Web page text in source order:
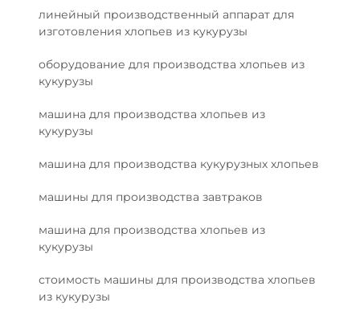
линейный производственный аппарат для
изготовления хлопьев из кукурузы
оборудование для производства хлопьев из
кукурузы
машина для производства хлопьев из
кукурузы
машина для производства кукурузных хлопьев
машины для производства завтраков
машина для производства хлопьев из
кукурузы
стоимость машины для производства хлопьев
из кукурузы